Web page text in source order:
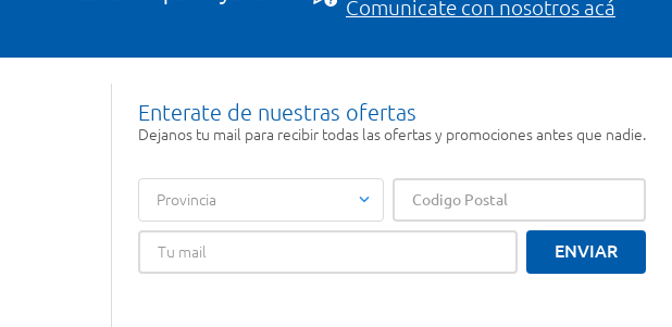
Comunicate con nosotros acá
Enterate de nuestras ofertas
Dejanos tu mail para recibir todas las ofertas y promociones antes que nadie.
Provincia
ENVIAR